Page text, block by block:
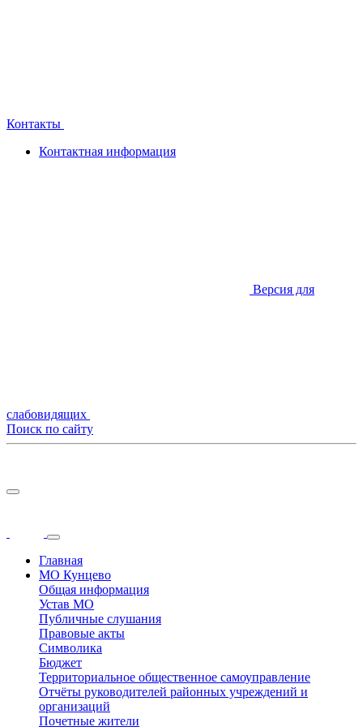
Контакты
Контактная информация
Версия для
слабовидящих
Поиск по сайту
Главная
МО Кунцево
Общая информация
Устав МО
Публичные слушания
Правовые акты
Символика
Бюджет
Территориальное общественное самоуправление
Отчёты руководителей районных учреждений и
организаций
Почетные жители